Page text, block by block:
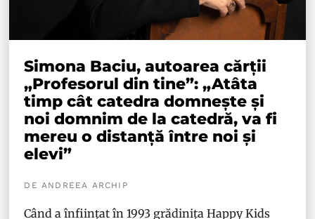
Simona Baciu, autoarea cărții
„Profesorul din tine”: „Atâta
timp cât catedra domnește și
noi domnim de la catedră, va fi
mereu o distanță între noi și
elevi”
DE ANDREEA ARCHIP
Când a înființat în 1993 grădinița Happy Kids